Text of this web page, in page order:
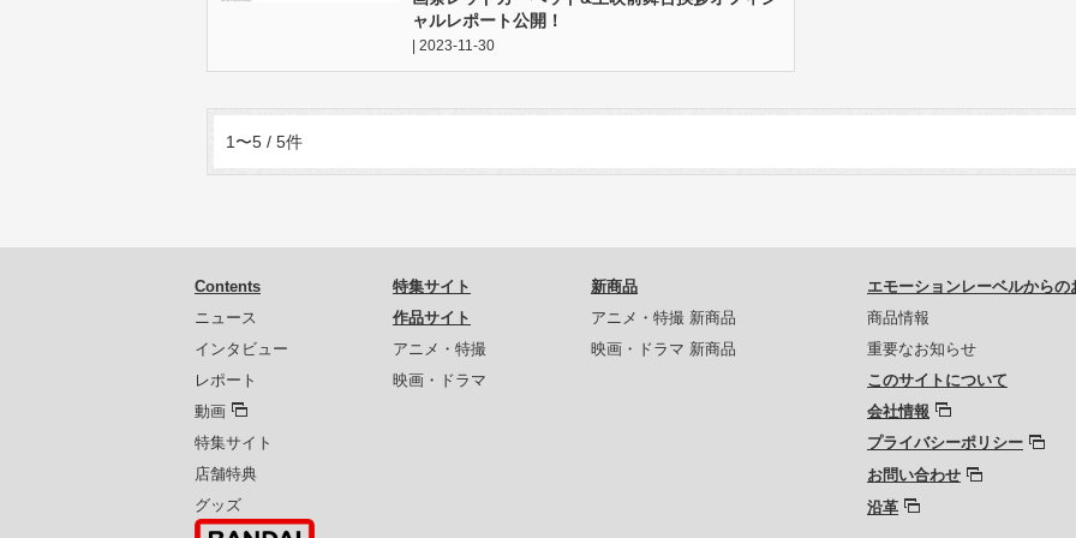
ャルレポート公開！
| 2023-11-30
1〜5 / 5件
Contents
ニュース
インタビュー
レポート
動画
特集サイト
店舗特典
グッズ
特集サイト
作品サイト
アニメ・特撮
映画・ドラマ
新商品
アニメ・特撮 新商品
映画・ドラマ 新商品
エモーションレーベルからの
商品情報
重要なお知らせ
このサイトについて
会社情報
プライバシーポリシー
お問い合わせ
沿革